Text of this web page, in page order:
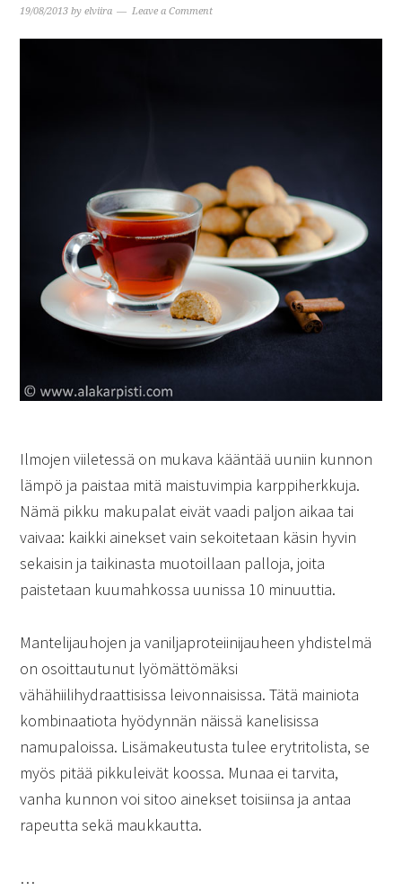
19/08/2013 byelviira Leave a Comment
Ilmojen viiletessä on mukava kääntää uuniin kunnon
lämpö ja paistaa mitä maistuvimpia karppiherkkuja.
Nämä pikku makupalat eivät vaadi paljon aikaa tai
vaivaa: kaikki ainekset vain sekoitetaan käsin hyvin
sekaisin ja taikinasta muotoillaan palloja, joita
paistetaan kuumahkossa uunissa 10 minuuttia.
Mantelijauhojen ja vaniljaproteiinijauheen yhdistelmä
on osoittautunut lyömättömäksi
vähähiilihydraattisissa leivonnaisissa. Tätä mainiota
kombinaatiota hyödynnän näissä kanelisissa
namupaloissa. Lisämakeutusta tulee erytritolista, se
myös pitää pikkuleivät koossa. Munaa ei tarvita,
vanha kunnon voi sitoo ainekset toisiinsa ja antaa
rapeutta sekä maukkautta.
…